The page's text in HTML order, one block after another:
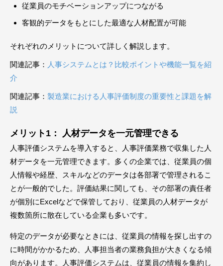
従業員のモチベーションアップにつながる
客観的データをもとにした最適な人材配置が可能
それぞれのメリットについて詳しく解説します。
関連記事： 人事システムとは？比較ポイントや機能一覧を紹
介
関連記事： 製造業における人事評価制度の重要性と課題を解
説
メリット1： 人材データを一元管理できる
人事評価システムを導入すると、人事評価業務で収集した人
材データを一元管理できます。多くの企業では、従業員の個
人情報や経歴、スキルなどのデータは各部署で管理されるこ
とが一般的でした。評価結果に関しても、その部署の責任者
が個別にExcelなどで保管しており、従業員の人材データが
複数箇所に散在している企業も多いです。
特定のデータが必要なときには、従業員の情報を探し出すの
に時間がかかるため、人事担当者の業務負担が大きくなる傾
向があります。人事評価システムは、従業員の情報を集約し